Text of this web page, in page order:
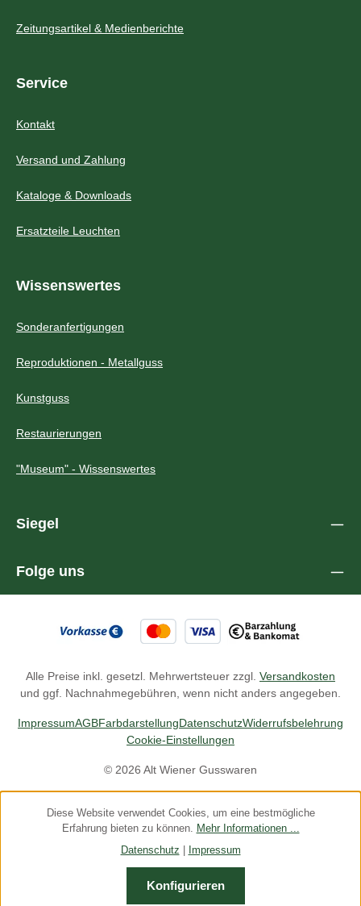
Zeitungsartikel & Medienberichte
Service
Kontakt
Versand und Zahlung
Kataloge & Downloads
Ersatzteile Leuchten
Wissenswertes
Sonderanfertigungen
Reproduktionen - Metallguss
Kunstguss
Restaurierungen
"Museum" - Wissenswertes
Siegel
Folge uns
Alle Preise inkl. gesetzl. Mehrwertsteuer zzgl. Versandkosten
und ggf. Nachnahmegebühren, wenn nicht anders angegeben.
© 2026 Alt Wiener Gusswaren
ImpressumAGBFarbdarstellungDatenschutzWiderrufsbelehrung
Cookie-Einstellungen
Diese Website verwendet Cookies, um eine bestmögliche
Erfahrung bieten zu können. Mehr Informationen ...
Datenschutz
Impressum
Konfigurieren